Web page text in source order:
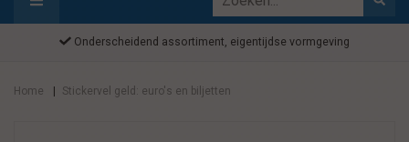
Onderscheidend assortiment, eigentijdse vormgeving
Home Stickervel geld: euro's en biljetten